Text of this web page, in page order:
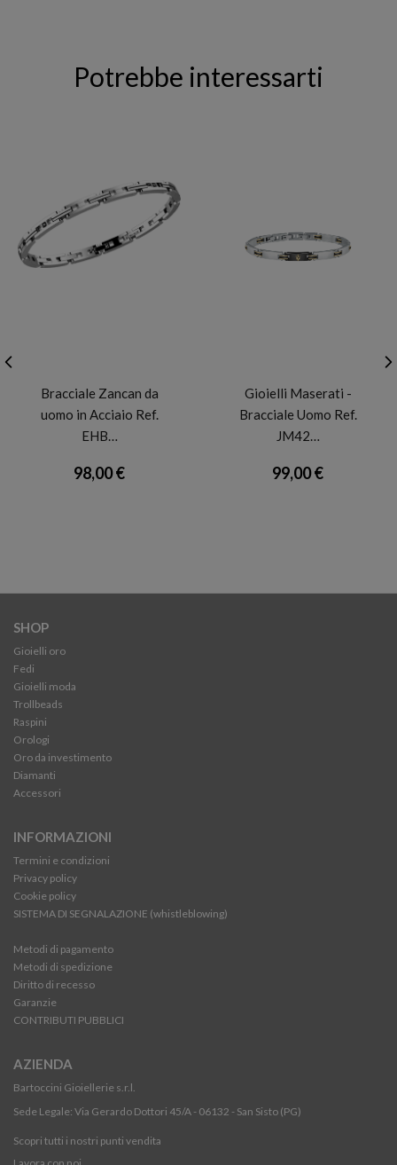
Potrebbe interessarti
Bracciale Zancan da
uomo in Acciaio Ref.
EHB…
98,00 €
Gioielli Maserati -
Bracciale Uomo Ref.
JM42…
99,00 €
SHOP
Gioielli oro
Fedi
Gioielli moda
Trollbeads
Raspini
Orologi
Oro da investimento
Diamanti
Accessori
INFORMAZIONI
Termini e condizioni
Privacy policy
Cookie policy
SISTEMA DI SEGNALAZIONE (whistleblowing)
Metodi di pagamento
Metodi di spedizione
Diritto di recesso
Garanzie
CONTRIBUTI PUBBLICI
AZIENDA
Bartoccini Gioiellerie s.r.l.
Sede Legale: Via Gerardo Dottori 45/A - 06132 - San Sisto (PG)
Scopri tutti i nostri punti vendita